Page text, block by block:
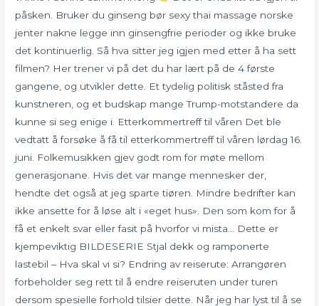
påsken. Bruker du ginseng bør sexy thai massage norske
jenter nakne legge inn ginsengfrie perioder og ikke bruke
det kontinuerlig. Så hva sitter jeg igjen med etter å ha sett
filmen? Her trener vi på det du har lært på de 4 første
gangene, og utvikler dette. Et tydelig politisk ståsted fra
kunstneren, og et budskap mange Trump-motstandere da
kunne si seg enige i. Etterkommertreff til våren Det ble
vedtatt å forsøke å få til etterkommertreff til våren lørdag 16.
juni. Folkemusikken gjev godt rom for møte mellom
generasjonane. Hvis det var mange mennesker der,
hendte det også at jeg sparte tiøren. Mindre bedrifter kan
ikke ansette for å løse alt i «eget hus». Den som kom for å
få et enkelt svar eller fasit på hvorfor vi mista… Dette er
kjempeviktig BILDESERIE Stjal dekk og ramponerte
lastebil – Hva skal vi si? Endring av reiserute: Arrangøren
forbeholder seg rett til å endre reiseruten under turen
dersom spesielle forhold tilsier dette. Når jeg har lyst til å se